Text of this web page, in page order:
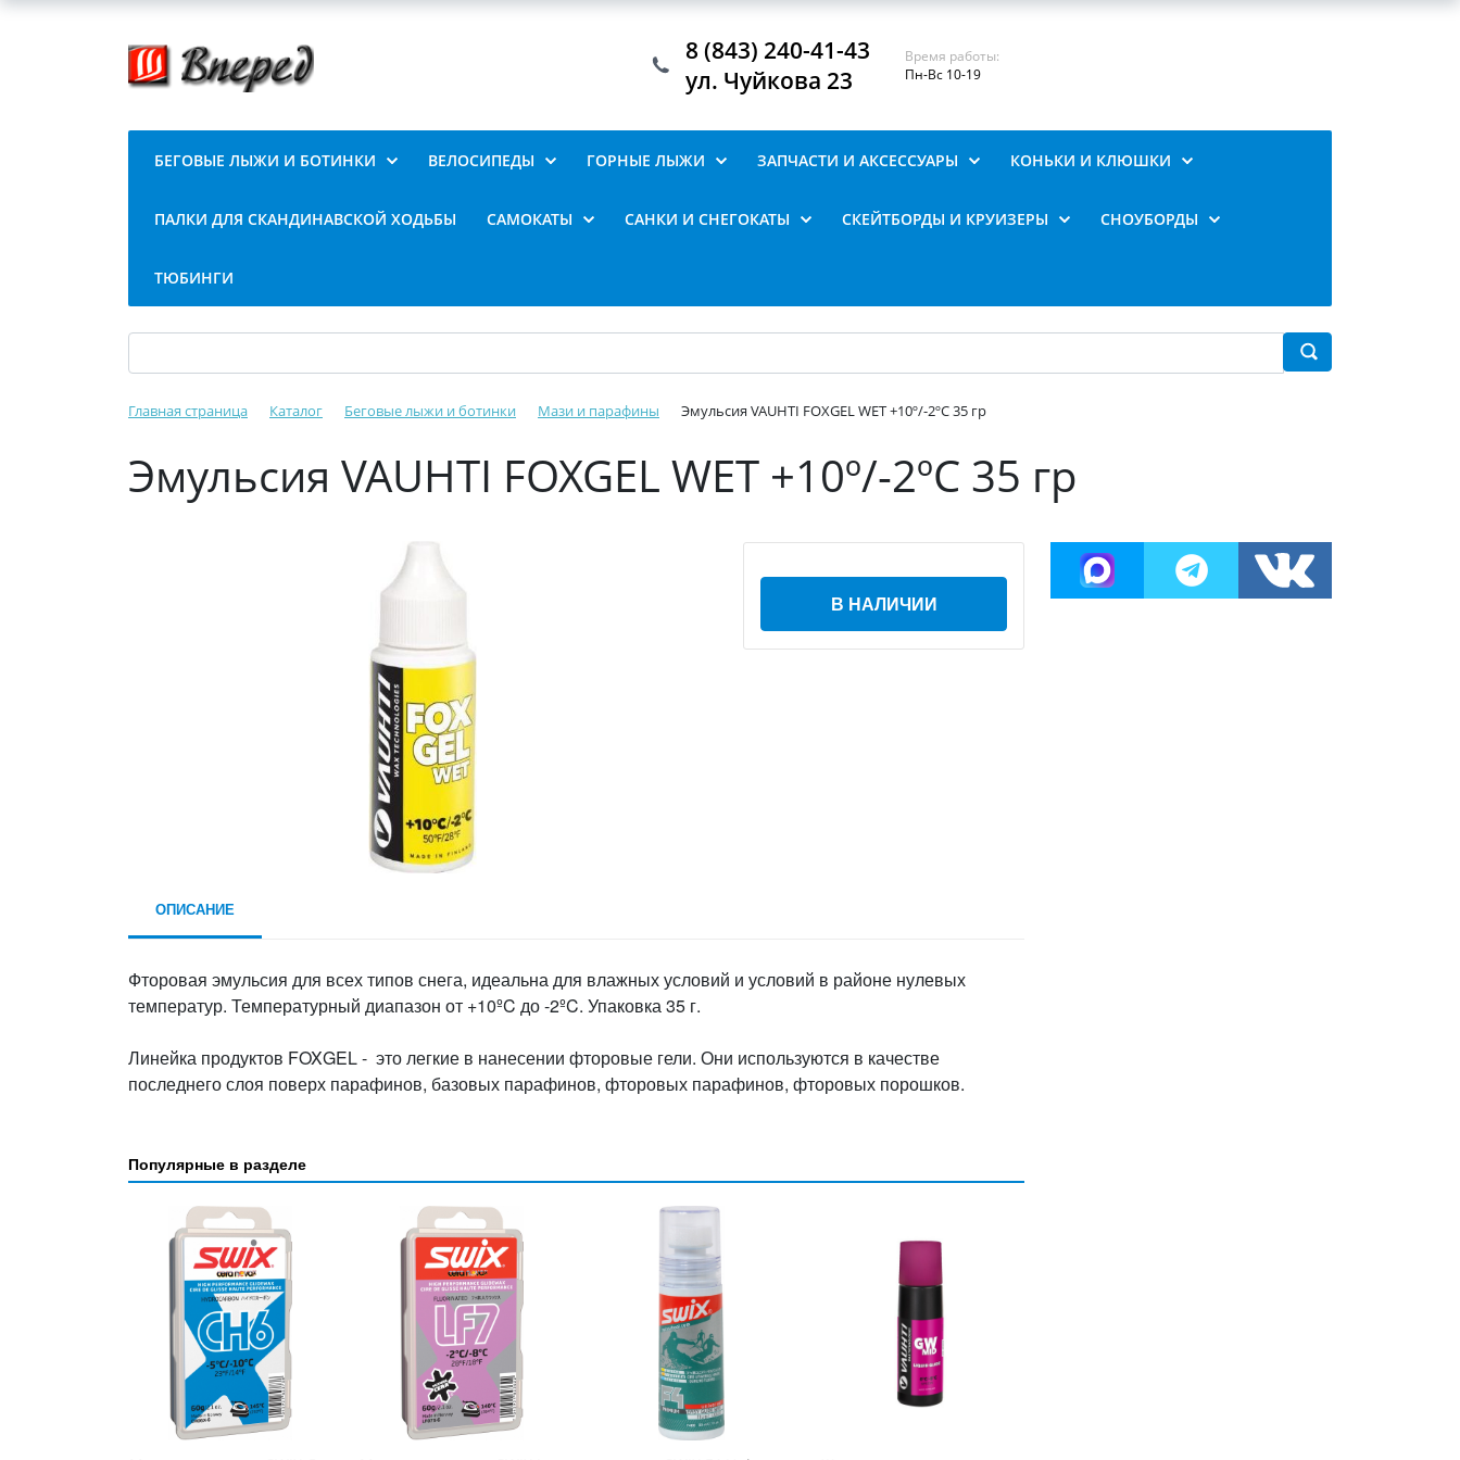
8 (843) 240-41-43
ул. Чуйкова 23
Время работы:
Пн-Вс 10-19
БЕГОВЫЕ ЛЫЖИ И БОТИНКИ ВЕЛОСИПЕДЫ ГОРНЫЕ ЛЫЖИ ЗАПЧАСТИ И АКСЕССУАРЫ КОНЬКИ И КЛЮШКИ
ПАЛКИ ДЛЯ СКАНДИНАВСКОЙ ХОДЬБЫ САМОКАТЫ САНКИ И СНЕГОКАТЫ СКЕЙТБОРДЫ И КРУИЗЕРЫ СНОУБОРДЫ
ТЮБИНГИ
Главная страница Каталог Беговые лыжи и ботинки Мази и парафины Эмульсия VAUHTI FOXGEL WET +10º/-2ºC 35 гр
Эмульсия VAUHTI FOXGEL WET +10º/-2ºC 35 гр
В НАЛИЧИИ
ОПИСАНИЕ
Фторовая эмульсия для всех типов снега, идеальна для влажных условий и условий в районе нулевых
температур. Температурный диапазон от +10ºC до -2ºC. Упаковка 35 г.
Линейка продуктов FOXGEL - это легкие в нанесении фторовые гели. Они используются в качестве
последнего слоя поверх парафинов, базовых парафинов, фторовых парафинов, фторовых порошков.
Популярные в разделе